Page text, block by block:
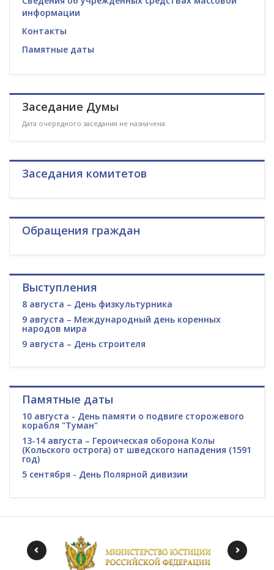
информации
Контакты
Памятные даты
Заседание Думы
Дата очередного заседания не назначена
Заседания комитетов
Обращения граждан
Выступления
8 августа – День физкультурника
9 августа – Международный день коренных
народов мира
9 августа – День строителя
Памятные даты
10 августа - День памяти о подвиге сторожевого
корабля "Туман"
13-14 августа – Героическая оборона Колы
(Кольского острога) от шведского нападения (1591
год)
5 сентября - День Полярной дивизии